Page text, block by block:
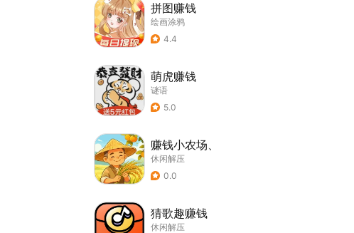
拼图赚钱
绘画涂鸦
4.4
萌虎赚钱
谜语
5.0
赚钱小农场、
休闲解压
0.0
猜歌趣赚钱
休闲解压